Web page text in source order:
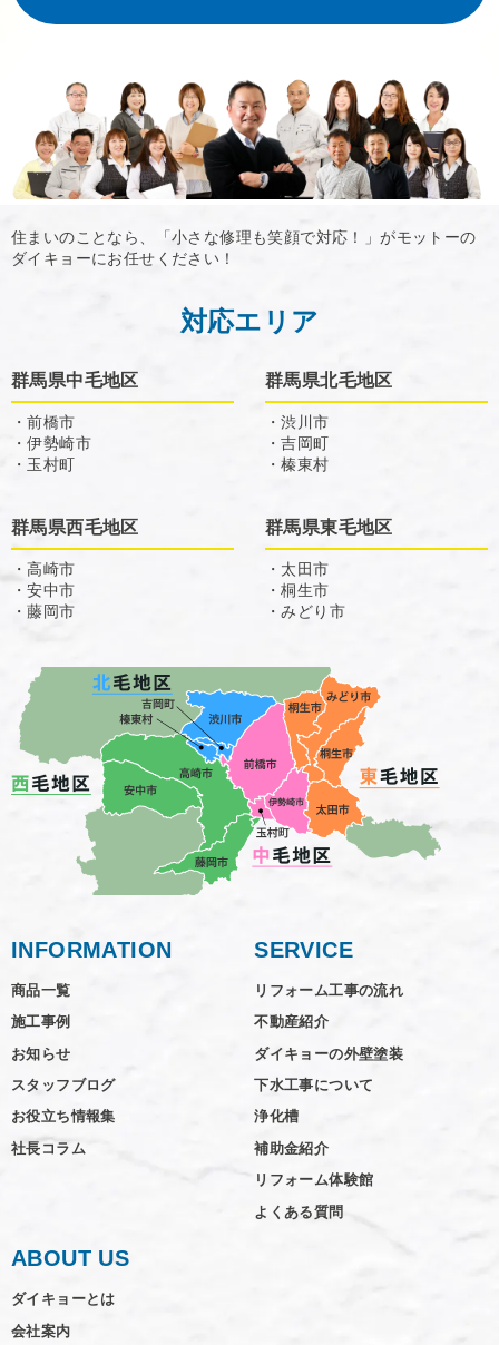
住まいのことなら、「小さな修理も笑顔で対応！」がモットーの
ダイキョーにお任せください！
対応エリア
群馬県中毛地区
・前橋市
・伊勢崎市
・玉村町
群馬県北毛地区
・渋川市
・吉岡町
・榛東村
群馬県西毛地区
・高崎市
・安中市
・藤岡市
群馬県東毛地区
・太田市
・桐生市
・みどり市
INFORMATION
商品一覧
施工事例
お知らせ
スタッフブログ
お役立ち情報集
社長コラム
SERVICE
リフォーム工事の流れ
不動産紹介
ダイキョーの外壁塗装
下水工事について
浄化槽
補助金紹介
リフォーム体験館
よくある質問
ABOUT US
ダイキョーとは
会社案内